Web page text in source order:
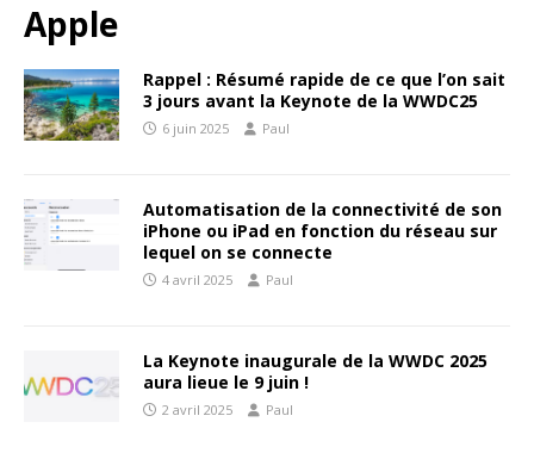
Apple
Rappel : Résumé rapide de ce que l’on sait
3 jours avant la Keynote de la WWDC25
6 juin 2025 Paul
Automatisation de la connectivité de son
iPhone ou iPad en fonction du réseau sur
lequel on se connecte
4 avril 2025 Paul
La Keynote inaugurale de la WWDC 2025
aura lieue le 9 juin !
2 avril 2025 Paul